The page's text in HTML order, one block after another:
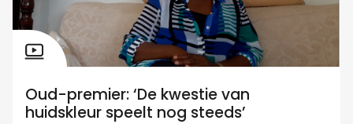
Oud-premier: ‘De kwestie van
huidskleur speelt nog steeds’